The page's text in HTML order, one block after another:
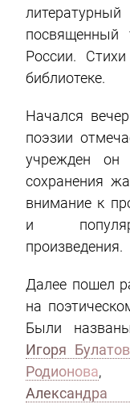
посвященный
России.
библиотеке.
Начался
поэзии
учрежден
сохранения
внимание к
и
произведения.
Далее пошел
на
Были
Игоря
Родионова,